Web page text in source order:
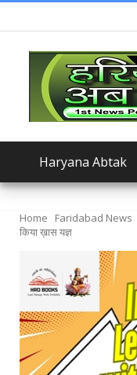
Haryana Abtak
Home Faridabad News
किया ख़ास यज्ञ